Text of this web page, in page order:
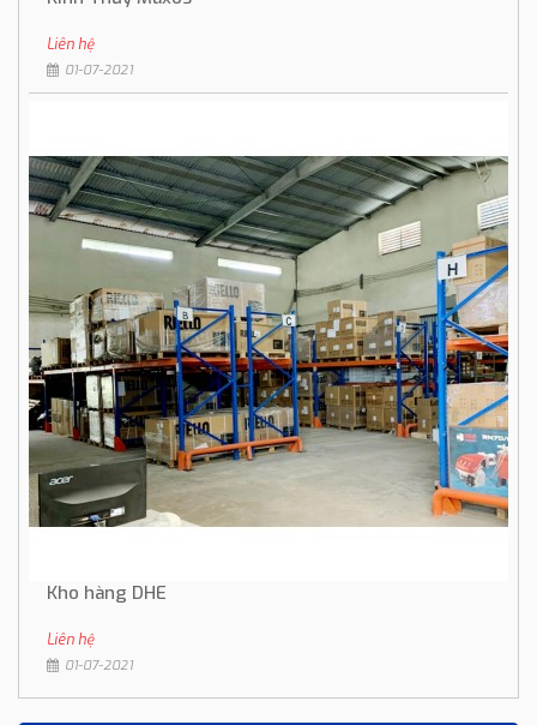
Liên hệ
01-07-2021
Kho hàng DHE
Liên hệ
01-07-2021